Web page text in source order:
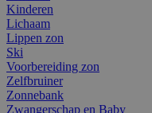
Kinderen
Lichaam
Lippen zon
Ski
Voorbereiding zon
Zelfbruiner
Zonnebank
Zwangerschap en Baby